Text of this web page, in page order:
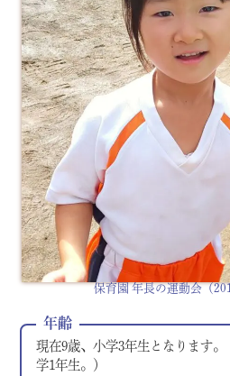
保育園 年長の運動会（
年齢
現在9歳、小学3年生となります
学1年生。）